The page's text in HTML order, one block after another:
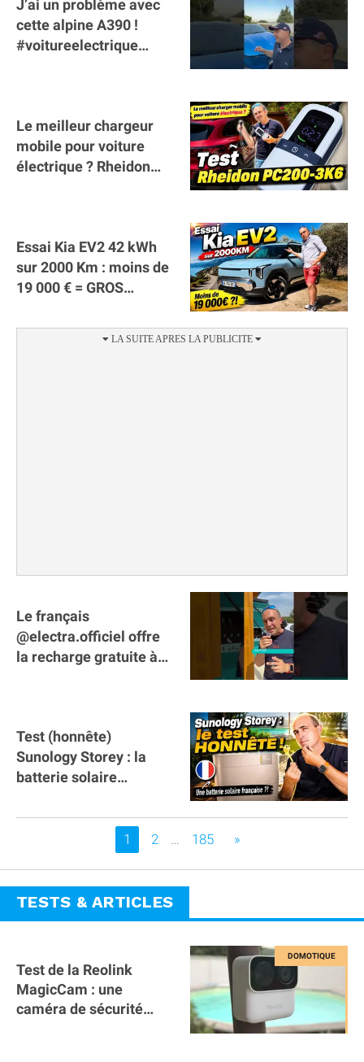
J’ai un problème avec
cette alpine A390 !
#voitureelectrique
Le meilleur chargeur
mobile pour voiture
électrique ? Rheidon
Essai Kia EV2 42 kWh
sur 2000 Km : moins de
19 000 € = GROS
Le français
@electra.officiel offre
la recharge gratuite à
Test (honnête)
Sunology Storey : la
batterie solaire
Vous êtes sur la page
1 2 … 185 »
TESTS & ARTICLES
Test de la Reolink
MagicCam : une
caméra de sécurité